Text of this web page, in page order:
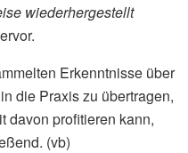
wiederhergestellt
Erkenntnisse über
die Praxis zu übertragen,
davon profitieren kann,
(vb)